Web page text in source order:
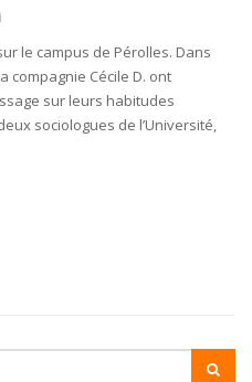
le campus de Pérolles. Dans
compagnie Cécile D. ont
sur leurs habitudes
sociologues de l’Université,